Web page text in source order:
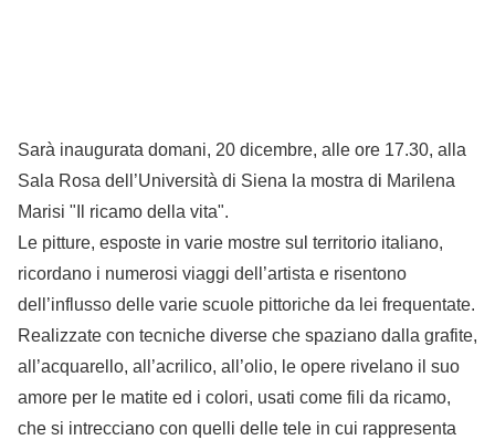
Sarà inaugurata domani, 20 dicembre, alle ore 17.30, alla
Sala Rosa dell’Università di Siena la mostra di Marilena
Marisi "Il ricamo della vita".
Le pitture, esposte in varie mostre sul territorio italiano,
ricordano i numerosi viaggi dell’artista e risentono
dell’influsso delle varie scuole pittoriche da lei frequentate.
Realizzate con tecniche diverse che spaziano dalla grafite,
all’acquarello, all’acrilico, all’olio, le opere rivelano il suo
amore per le matite ed i colori, usati come fili da ricamo,
che si intrecciano con quelli delle tele in cui rappresenta